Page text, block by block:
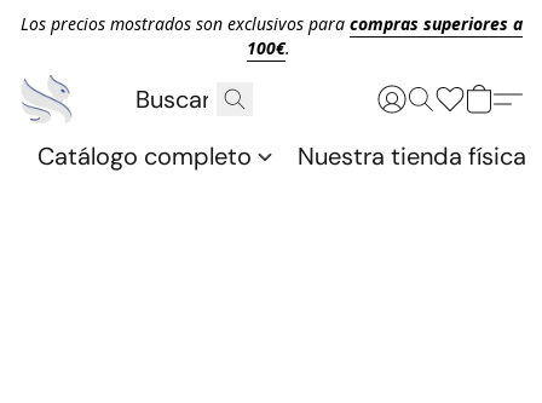
Los precios mostrados son exclusivos para compras superiores a
100€.
Catálogo completo Nuestra tienda física